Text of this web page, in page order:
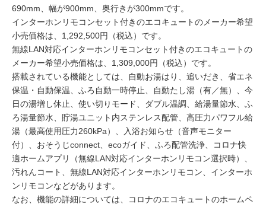
690mm、幅が900mm、奥行きが300mmです。
インターホンリモコンセット付きのエコキュートのメーカー希望
小売価格は、1,292,500円（税込）です。
無線LAN対応インターホンリモコンセット付きのエコキュートの
メーカー希望小売価格は、1,309,000円（税込）です。
搭載されている機能としては、自動お湯はり、追いだき、省エネ
保温・自動保温、ふろ自動一時停止、自動たし湯（有／無）、今
日の湯増し休止、使い切りモード、ダブル温調、給湯量節水、ふ
ろ湯量節水、貯湯ユニット内ステンレス配管、高圧力パワフル給
湯（最高使用圧力260kPa）、入浴お知らせ（音声モニター
付）、おそうじconnect、ecoガイド、ふろ配管洗浄、コロナ快
適ホームアプリ（無線LAN対応インターホンリモコン選択時）、
汚れんコート、無線LAN対応インターホンリモコン、インターホ
ンリモコンなどがあります。
なお、機能の詳細については、コロナのエコキュートのホームペ